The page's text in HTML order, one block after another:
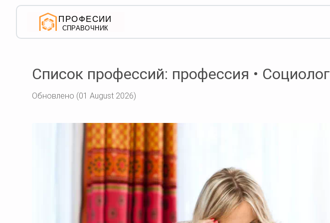
Список профессий: профессия • Социолог
Обновлено (01 August 2026)